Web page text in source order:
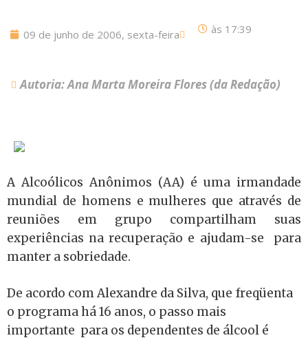
09 de junho de 2006, sexta-feira às 17:39
Autoria: Ana Marta Moreira Flores (da Redação)
A Alcoólicos Anônimos (AA) é uma irmandade
mundial de homens e mulheres que através de
reuniões em grupo compartilham suas
experiências na recuperação e ajudam-se para
manter a sobriedade.
De acordo com Alexandre da Silva, que freqüenta
o programa há 16 anos, o passo mais
importante para os dependentes de álcool é